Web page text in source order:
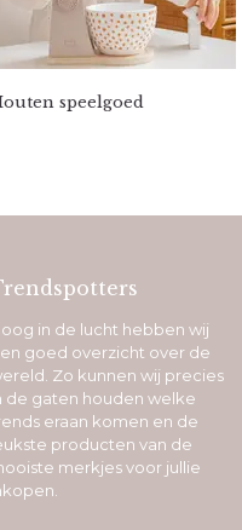
speelgoed
in de lucht hebben wij
goed overzicht over de
Zo kunnen wij precies
de gaten houden welke
eraan komen en de
producten van de
merkjes voor jullie